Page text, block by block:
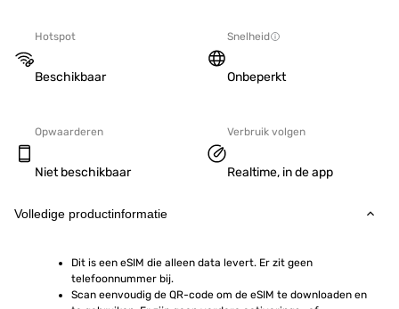
Hotspot
Beschikbaar
Snelheid
Onbeperkt
Opwaarderen
Niet beschikbaar
Verbruik volgen
Realtime, in de app
Volledige productinformatie
Dit is een eSIM die alleen data levert. Er zit geen
telefoonnummer bij.
Scan eenvoudig de QR-code om de eSIM te downloaden en